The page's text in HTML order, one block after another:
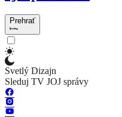
Prehrať
Svetlý Dizajn
Sleduj TV JOJ správy